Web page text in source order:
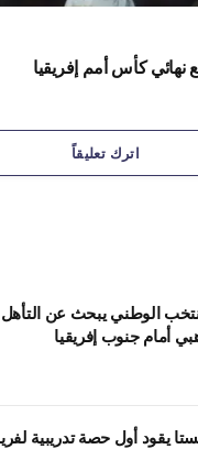
نهائي كأس أمم إفريقيا
اترك تعليقاً
الوطني يبحث عن التأهل
أمام جنوب إفريقيا
يقود أول حصة تدريبية